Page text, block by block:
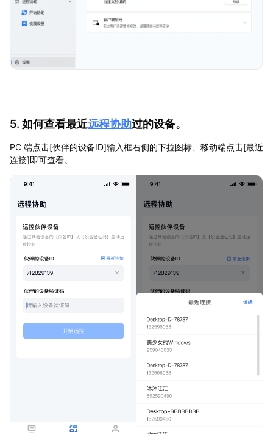
5. 如何查看最近远程协助过的设备。
PC 端点击[伙伴的设备ID]输入框右侧的下拉图标、移动端点击[最近
连接]即可查看。